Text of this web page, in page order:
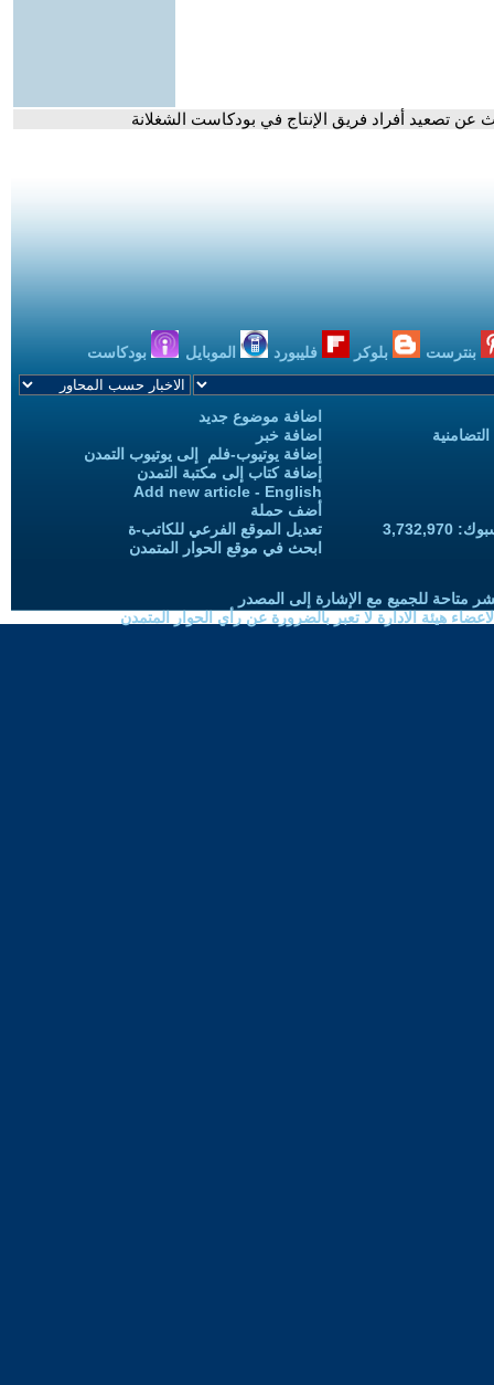
تصعيد أفراد فريق الإنتاج في بودكاست الشغلانة
بنترست بلوكر فليبورد الموبايل بودكاست
اضافة موضوع جديد
اضافة خبر
إضافة يوتيوب-فلم إلى يوتيوب التمدن
إضافة كتاب إلى مكتبة التمدن
Add new article - English
أضف حملة
تعديل الموقع الفرعي للكاتب-ة
ابحث في موقع الحوار المتمدن
متاحة للجميع مع الإشارة إلى المصدر
هيئة الادارة لا تعبر بالضرورة عن رأي الحوار المتمدن